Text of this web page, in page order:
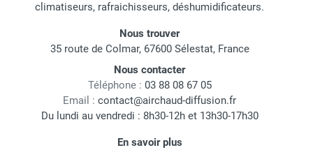
climatiseurs, rafraichisseurs, déshumidificateurs.
Nous trouver
35 route de Colmar, 67600 Sélestat, France
Nous contacter
Téléphone : 03 88 08 67 05
Email : contact@airchaud-diffusion.fr
Du lundi au vendredi : 8h30-12h et 13h30-17h30
En savoir plus